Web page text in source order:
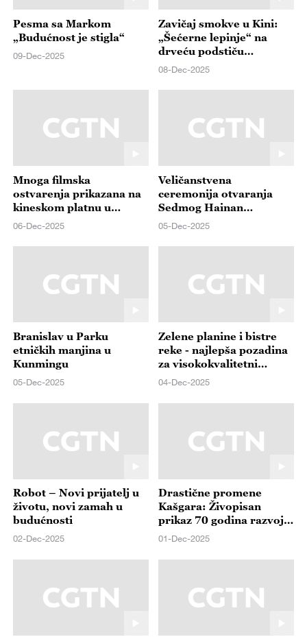
Pesma sa Markom
„Budućnost je stigla“
09-Dec-2025
Zavičaj smokve u Kini:
„Šećerne lepinje“ na
drveću podstiču
revitalizaciju ruralnih
08-Dec-2025
Mnoga filmska
ostvarenja prikazana na
kineskom platnu u
sklopu HIIFF-a
06-Dec-2025
Veličanstvena
ceremonija otvaranja
Sedmog Hainan
Internacionalnog Film
05-Dec-2025
Branislav u Parku
etničkih manjina u
Kunmingu
05-Dec-2025
Zelene planine i bistre
reke - najlepša pozadina
za visokokvalitetni
razvoj Sinđijanga
04-Dec-2025
Robot – Novi prijatelj u
životu, novi zamah u
budućnosti
02-Dec-2025
Drastične promene
Kašgara: Živopisan
prikaz 70 godina razvoja
Sinđijanga
01-Dec-2025